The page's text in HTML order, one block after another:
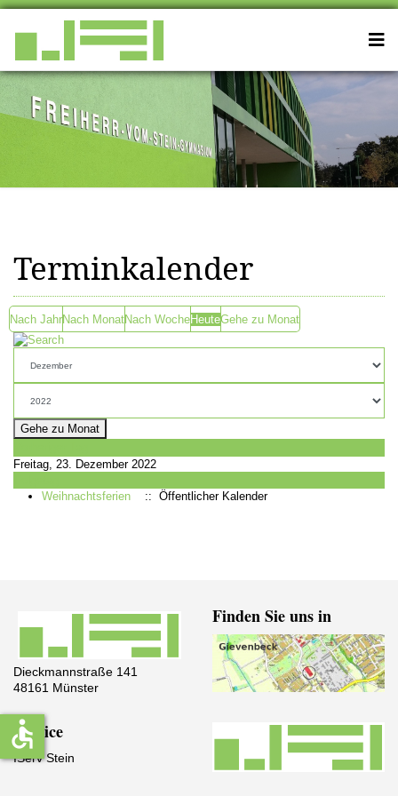
Terminkalender
Nach JahrNach MonatNach WocheHeuteGehe zu Monat
Gehe zu Monat
Freitag, 23. Dezember 2022
Weihnachtsferien
:: Öffentlicher Kalender
Dieckmannstraße 141
48161 Münster
Finden Sie uns in
Service
IServ Stein
accessible